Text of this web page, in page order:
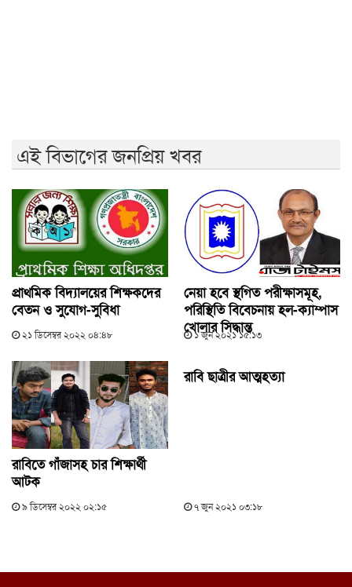
এই বিভাগের জনপ্রিয় খবর
প্রাথমিক বিদ্যালয়ের শিক্ষকদের
বেতন ও সুযোগ-সুবিধা
২১ ডিসেম্বর ২০২২ ০৪:৪৮
নেয়া হবে স্থগিত পরীক্ষাসমূহ,
পরিস্থিতি বিবেচনায় হল-ক্যাম্পাস
খোলার সিদ্ধান্ত
১ জুন ২০২১ ১৫:১৩
রাবিতে গাঁজাসহ চার শিক্ষার্থী
আটক
৯ ডিসেম্বর ২০২২ ০২:১৫
রাবি ছাত্রীর আত্মহত্যা
৭ জুন ২০২১ ০৩:১৮